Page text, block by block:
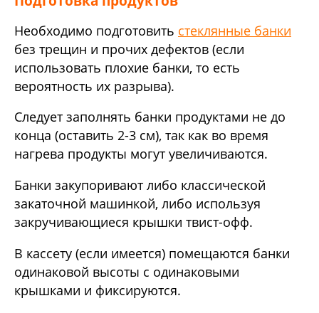
Необходимо подготовить стеклянные банки
без трещин и прочих дефектов (если
использовать плохие банки, то есть
вероятность их разрыва).
Следует заполнять банки продуктами не до
конца (оставить 2-3 см), так как во время
нагрева продукты могут увеличиваются.
Банки закупоривают либо классической
закаточной машинкой, либо используя
закручивающиеся крышки твист-офф.
В кассету (если имеется) помещаются банки
одинаковой высоты с одинаковыми
крышками и фиксируются.